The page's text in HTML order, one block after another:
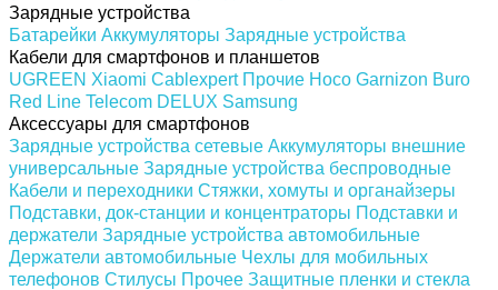
Зарядные устройства
Батарейки Аккумуляторы Зарядные устройства
Кабели для смартфонов и планшетов
UGREEN Xiaomi Cablexpert Прочие Hoco Garnizon Buro
Red Line Telecom DELUX Samsung
Аксессуары для смартфонов
Зарядные устройства сетевые Аккумуляторы внешние
универсальные Зарядные устройства беспроводные
Кабели и переходники Стяжки, хомуты и органайзеры
Подставки, док-станции и концентраторы Подставки и
держатели Зарядные устройства автомобильные
Держатели автомобильные Чехлы для мобильных
телефонов Стилусы Прочее Защитные пленки и стекла